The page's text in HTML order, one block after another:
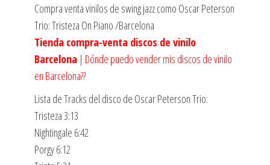
Compra venta vinilos de swing jazz como Oscar Peterson
Trio: Tristeza On Piano /Barcelona
Tienda compra-venta discos de vinilo
Barcelona | Dónde puedo vender mis discos de vinilo
en Barcelona??
Lista de Tracks del disco de Oscar Peterson Trio:
Tristeza 3:13
Nightingale 6:42
Porgy 6:12